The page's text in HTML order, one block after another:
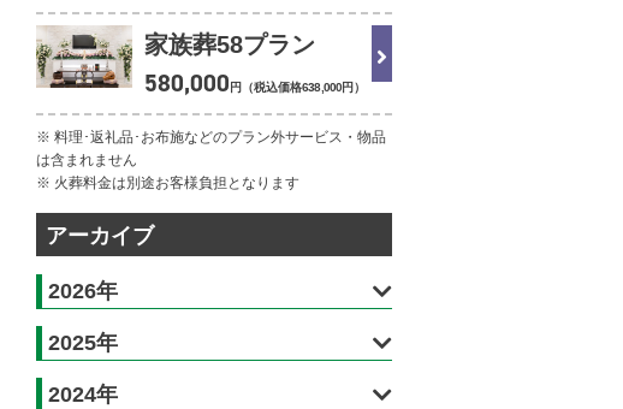
家族葬58プラン
580,000 円（税込価格638,000円 ）
※ 料理･返礼品･お布施などのプラン外サービス・物品
は含まれません
※ 火葬料金は別途お客様負担となります
アーカイブ
2026年
2025年
2024年